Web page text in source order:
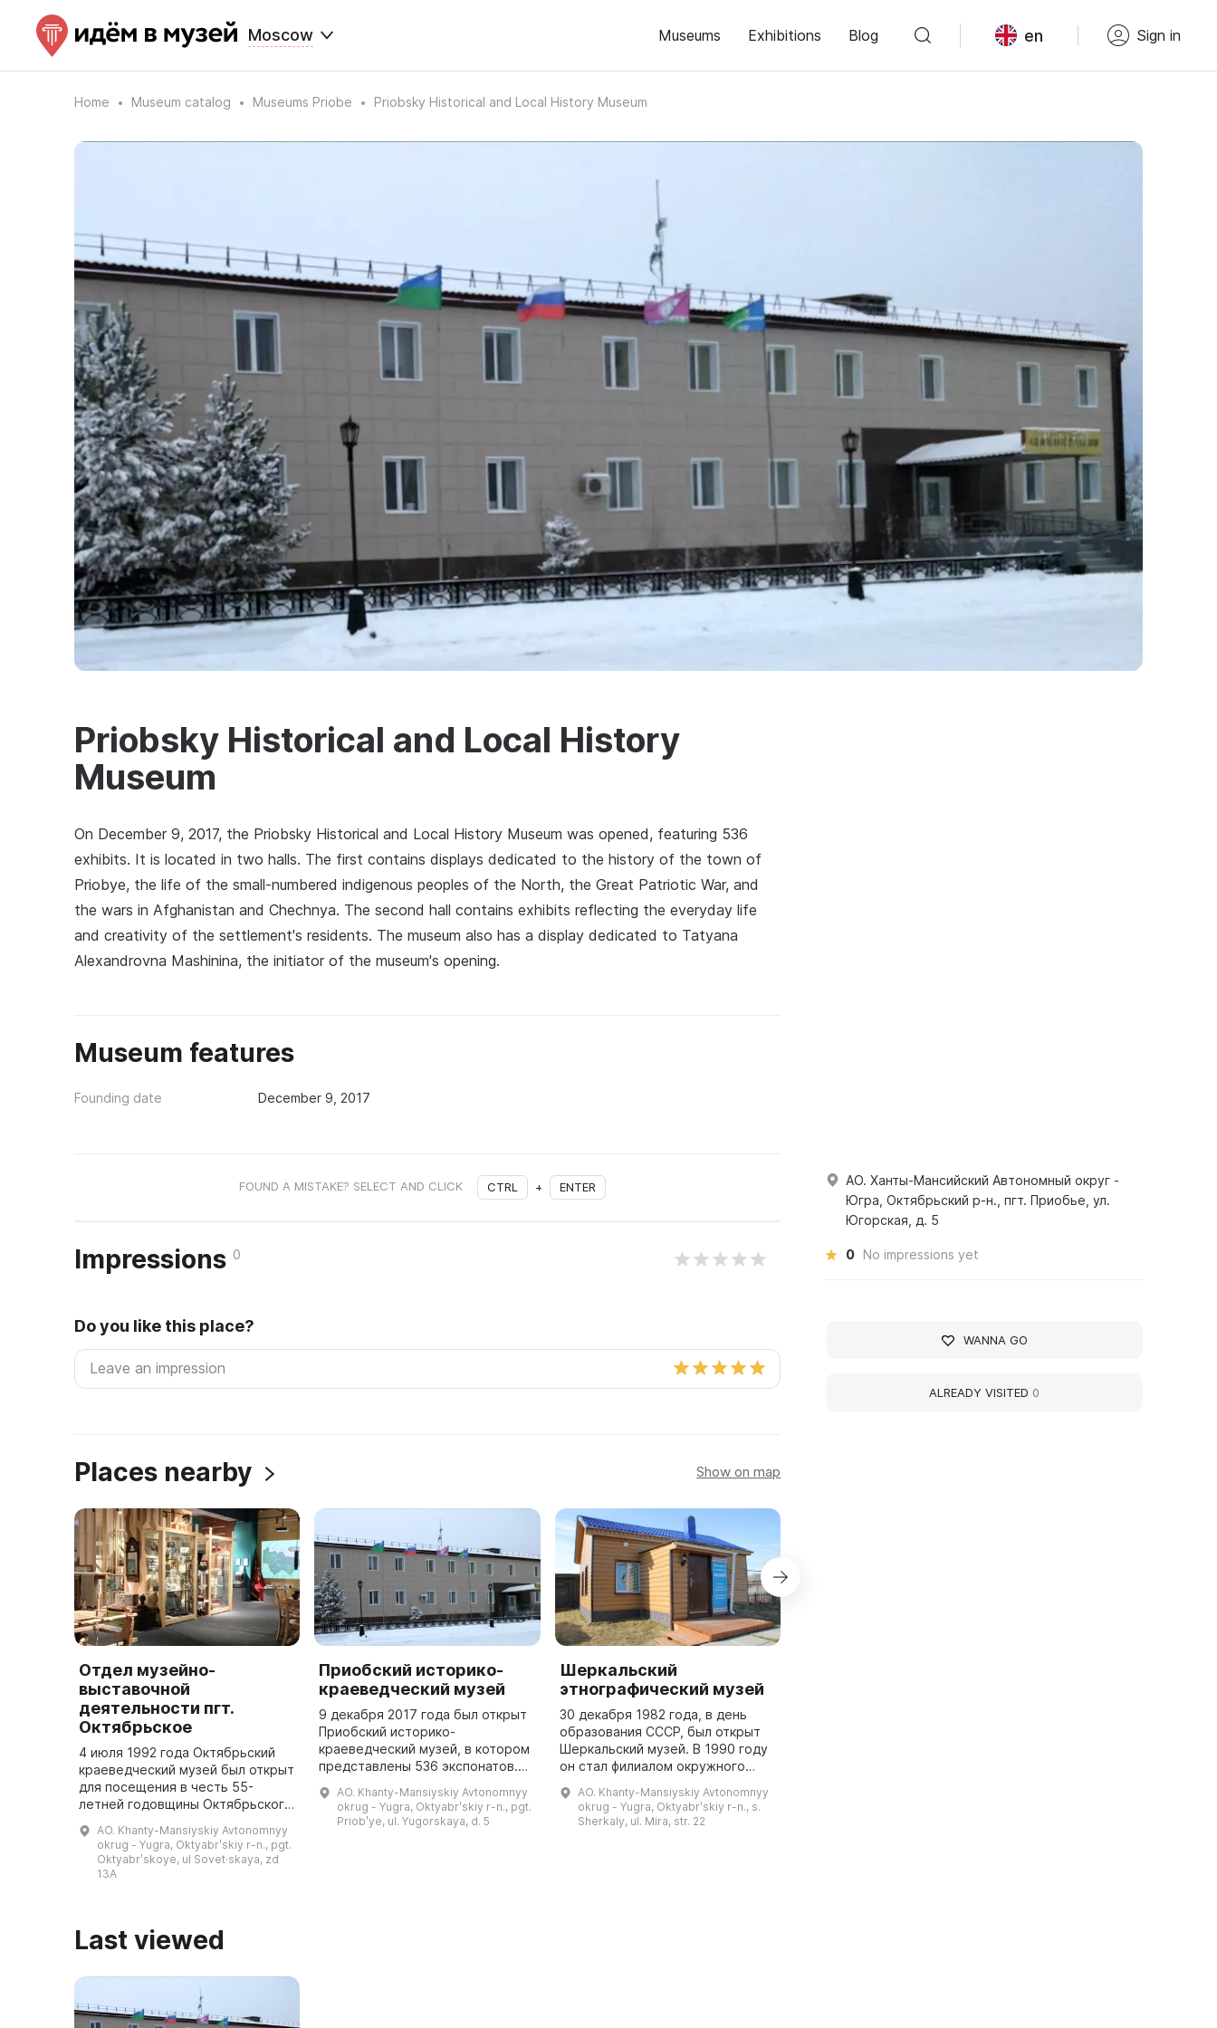
Moscow Museums Exhibitions Blog en Sign in
Home Museum catalog Museums Priobe Priobsky Historical and Local History Museum
Priobsky Historical and Local History
Museum
On December 9, 2017, the Priobsky Historical and Local History Museum was opened, featuring 536
exhibits. It is located in two halls. The first contains displays dedicated to the history of the town of
Priobye, the life of the small-numbered indigenous peoples of the North, the Great Patriotic War, and
the wars in Afghanistan and Chechnya. The second hall contains exhibits reflecting the everyday life
and creativity of the settlement's residents. The museum also has a display dedicated to Tatyana
Alexandrovna Mashinina, the initiator of the museum's opening.
Museum features
Founding date December 9, 2017
FOUND A MISTAKE? SELECT AND CLICK CTRL + ENTER
Impressions 0
Do you like this place?
Places nearby Show on map
Отдел музейно-
выставочной
деятельности пгт.
Октябрьское
4 июля 1992 года Октябрьский
краеведческий музей был открыт
для посещения в честь 55-
летней годовщины Октябрьского
была предложена известными
краеведами района: С. Н. Нарты
AO. Khanty-Mansiyskiy Avtonomnyy
okrug - Yugra, Oktyabrʹskiy r-n., pgt.
Oktyabrʹskoye, ul Sovet·skaya, zd
13A
Приобский историко-
краеведческий музей
9 декабря 2017 года был открыт
Приобский историко-
краеведческий музей, в котором
представлены 536 экспонатов.
первом из них представлены
экспозиции, посвященные
AO. Khanty-Mansiyskiy Avtonomnyy
okrug - Yugra, Oktyabrʹskiy r-n., pgt.
Priobʹye, ul. Yugorskaya, d. 5
Шеркальский
этнографический музей
30 декабря 1982 года, в день
образования СССР, был открыт
Шеркальский музей. В 1990 году
он стал филиалом окружного
году вошел в структуру
Октябрьского районного отдела
AO. Khanty-Mansiyskiy Avtonomnyy
okrug - Yugra, Oktyabrʹskiy r-n., s.
Sherkaly, ul. Mira, str. 22
Last viewed
АО. Ханты-Мансийский Автономный округ -
Югра, Октябрьский р-н., пгт. Приобье, ул.
Югорская, д. 5
0 No impressions yet
WANNA GO
ALREADY VISITED 0